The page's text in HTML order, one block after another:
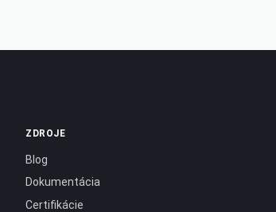
ZDROJE
Blog
Dokumentácia
Certifikácie